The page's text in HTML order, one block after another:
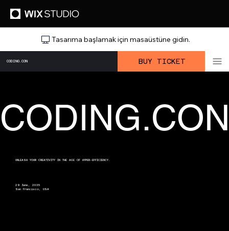
Tasarıma başlamak için masaüstüne gidin.